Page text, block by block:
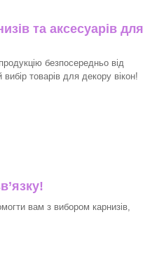
та аксесуарів для
безпосередньо від
товарів для декору вікон!​
вам з вибором карнизів,